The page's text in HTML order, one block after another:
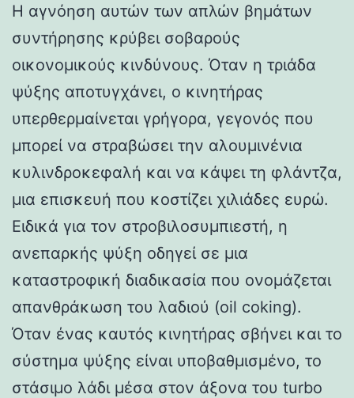
Η αγνόηση αυτών των απλών βημάτων
συντήρησης κρύβει σοβαρούς
οικονομικούς κινδύνους. Όταν η τριάδα
ψύξης αποτυγχάνει, ο κινητήρας
υπερθερμαίνεται γρήγορα, γεγονός που
μπορεί να στραβώσει την αλουμινένια
κυλινδροκεφαλή και να κάψει τη φλάντζα,
μια επισκευή που κοστίζει χιλιάδες ευρώ.
Ειδικά για τον στροβιλοσυμπιεστή, η
ανεπαρκής ψύξη οδηγεί σε μια
καταστροφική διαδικασία που ονομάζεται
απανθράκωση του λαδιού (oil coking).
Όταν ένας καυτός κινητήρας σβήνει και το
σύστημα ψύξης είναι υποβαθμισμένο, το
στάσιμο λάδι μέσα στον άξονα του turbo